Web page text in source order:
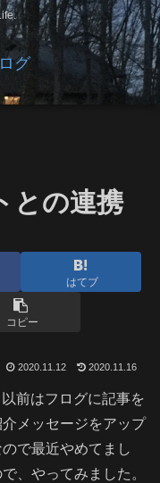
グ
との連携
はてブ
コピー
2020.11.12 2020.11.16
前はフログに記事を
メッセージをアップ
で最近やめてまし
、やってみました。